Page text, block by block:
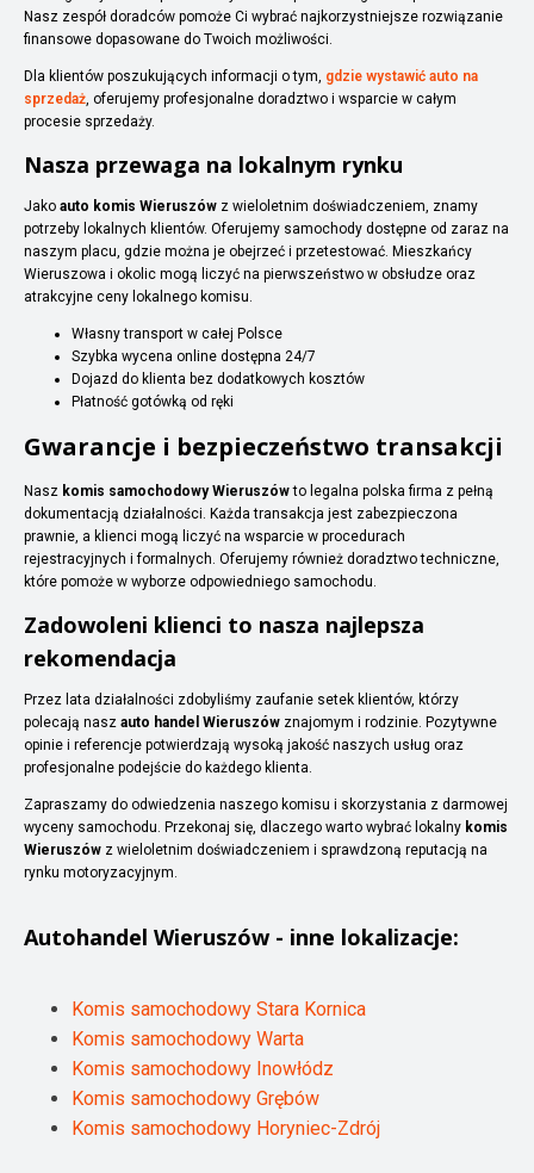
Nasz zespół doradców pomoże Ci wybrać najkorzystniejsze rozwiązanie
finansowe dopasowane do Twoich możliwości.
Dla klientów poszukujących informacji o tym, gdzie wystawić auto na
sprzedaż, oferujemy profesjonalne doradztwo i wsparcie w całym
procesie sprzedaży.
Nasza przewaga na lokalnym rynku
Jako auto komis Wieruszów z wieloletnim doświadczeniem, znamy
potrzeby lokalnych klientów. Oferujemy samochody dostępne od zaraz na
naszym placu, gdzie można je obejrzeć i przetestować. Mieszkańcy
Wieruszowa i okolic mogą liczyć na pierwszeństwo w obsłudze oraz
atrakcyjne ceny lokalnego komisu.
Własny transport w całej Polsce
Szybka wycena online dostępna 24/7
Dojazd do klienta bez dodatkowych kosztów
Płatność gotówką od ręki
Gwarancje i bezpieczeństwo transakcji
Nasz komis samochodowy Wieruszówto legalna polska firma z pełną
dokumentacją działalności. Każda transakcja jest zabezpieczona
prawnie, a klienci mogą liczyć na wsparcie w procedurach
rejestracyjnych i formalnych. Oferujemy również doradztwo techniczne,
które pomoże w wyborze odpowiedniego samochodu.
Zadowoleni klienci to nasza najlepsza
rekomendacja
Przez lata działalności zdobyliśmy zaufanie setek klientów, którzy
polecają nasz auto handel Wieruszów znajomym i rodzinie. Pozytywne
opinie i referencje potwierdzają wysoką jakość naszych usług oraz
profesjonalne podejście do każdego klienta.
Zapraszamy do odwiedzenia naszego komisu i skorzystania z darmowej
wyceny samochodu. Przekonaj się, dlaczego warto wybrać lokalny komis
Wieruszów z wieloletnim doświadczeniem i sprawdzoną reputacją na
rynku motoryzacyjnym.
Autohandel Wieruszów - inne lokalizacje:
Komis samochodowy Stara Kornica
Komis samochodowy Warta
Komis samochodowy Inowłódz
Komis samochodowy Grębów
Komis samochodowy Horyniec-Zdrój